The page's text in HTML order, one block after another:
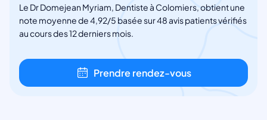
Le Dr Domejean Myriam, Dentiste à Colomiers, obtient une
note moyenne de 4,92/5 basée sur 48 avis patients vérifiés
au cours des 12 derniers mois.
Prendre rendez-vous